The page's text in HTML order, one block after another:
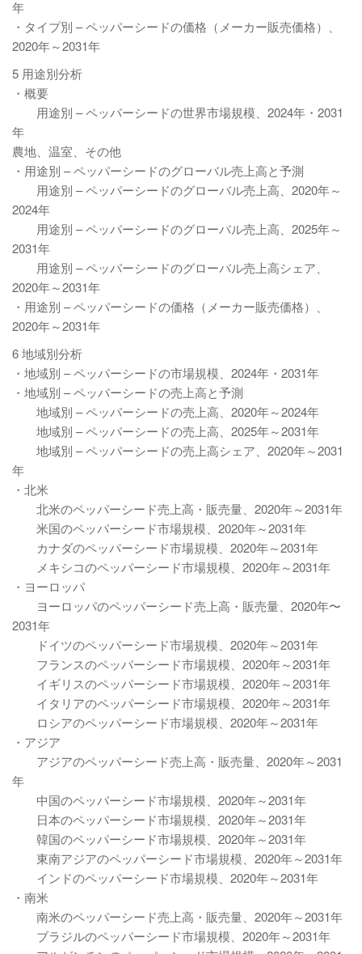
年
・タイプ別 – ペッパーシードの価格（メーカー販売価格）、
2020年～2031年
5 用途別分析
・概要
用途別 – ペッパーシードの世界市場規模、2024年・2031
年
農地、温室、その他
・用途別 – ペッパーシードのグローバル売上高と予測
用途別 – ペッパーシードのグローバル売上高、2020年～
2024年
用途別 – ペッパーシードのグローバル売上高、2025年～
2031年
用途別 – ペッパーシードのグローバル売上高シェア、
2020年～2031年
・用途別 – ペッパーシードの価格（メーカー販売価格）、
2020年～2031年
6 地域別分析
・地域別 – ペッパーシードの市場規模、2024年・2031年
・地域別 – ペッパーシードの売上高と予測
地域別 – ペッパーシードの売上高、2020年～2024年
地域別 – ペッパーシードの売上高、2025年～2031年
地域別 – ペッパーシードの売上高シェア、2020年～2031
年
・北米
北米のペッパーシード売上高・販売量、2020年～2031年
米国のペッパーシード市場規模、2020年～2031年
カナダのペッパーシード市場規模、2020年～2031年
メキシコのペッパーシード市場規模、2020年～2031年
・ヨーロッパ
ヨーロッパのペッパーシード売上高・販売量、2020年〜
2031年
ドイツのペッパーシード市場規模、2020年～2031年
フランスのペッパーシード市場規模、2020年～2031年
イギリスのペッパーシード市場規模、2020年～2031年
イタリアのペッパーシード市場規模、2020年～2031年
ロシアのペッパーシード市場規模、2020年～2031年
・アジア
アジアのペッパーシード売上高・販売量、2020年～2031
年
中国のペッパーシード市場規模、2020年～2031年
日本のペッパーシード市場規模、2020年～2031年
韓国のペッパーシード市場規模、2020年～2031年
東南アジアのペッパーシード市場規模、2020年～2031年
インドのペッパーシード市場規模、2020年～2031年
・南米
南米のペッパーシード売上高・販売量、2020年～2031年
ブラジルのペッパーシード市場規模、2020年～2031年